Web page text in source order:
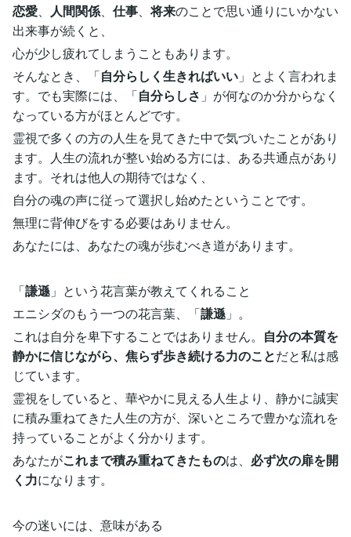
恋愛、 人間関係、 仕事、将来のことで思い通りにいかない
出来事が続くと、
心が少し疲れてしまうこともあります。
そんなとき、「自分らしく生きればいい 」とよく言われま
す。でも実際には、「自分らしさ 」が何なのか分からなく
なっている方がほとんどです。
霊視で多くの方の人生を見てきた中で気づいたことがあり
ます。人生の流れが整い始める方には、ある共通点があり
ます。それは他人の期待ではなく、
自分の魂の声に従って選択し始めたということです。
無理に背伸びをする必要はありません。
あなたには、あなたの魂が歩むべき道があります。
「謙遜 」という花言葉が教えてくれること
エニシダのもう一つの花言葉、「謙遜 」。
これは自分を卑下することではありません。 自分の本質を
静かに信じながら、焦らず歩き続ける力のことだと私は感
じています。
霊視をしていると、華やかに見える人生より、静かに誠実
に積み重ねてきた人生の方が、深いところで豊かな流れを
持っていることがよく分かります。
あなたがこれまで積み重ねてきたものは、 必ず次の扉を開
く力になります。
今の迷いには、意味がある